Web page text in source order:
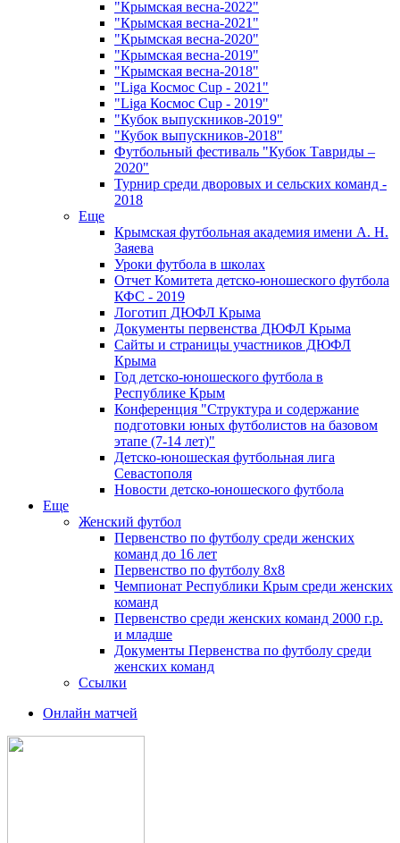
"Крымская весна-2022"
"Крымская весна-2021"
"Крымская весна-2020"
"Крымская весна-2019"
"Крымская весна-2018"
"Liga Космос Cup - 2021"
"Liga Космос Cup - 2019"
"Кубок выпускников-2019"
"Кубок выпускников-2018"
Футбольный фестиваль "Кубок Тавриды –
2020"
Турнир среди дворовых и сельских команд -
2018
Еще
Крымская футбольная академия имени А. Н.
Заяева
Уроки футбола в школах
Отчет Комитета детско-юношеского футбола
КФС - 2019
Логотип ДЮФЛ Крыма
Документы первенства ДЮФЛ Крыма
Сайты и страницы участников ДЮФЛ
Крыма
Год детско-юношеского футбола в
Республике Крым
Конференция "Структура и содержание
подготовки юных футболистов на базовом
этапе (7-14 лет)"
Детско-юношеская футбольная лига
Севастополя
Новости детско-юношеского футбола
Еще
Женский футбол
Первенство по футболу среди женских
команд до 16 лет
Первенство по футболу 8х8
Чемпионат Республики Крым среди женских
команд
Первенство среди женских команд 2000 г.р.
и младше
Документы Первенства по футболу среди
женских команд
Ссылки
Онлайн матчей